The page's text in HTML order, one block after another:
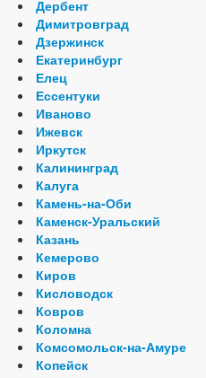
Дербент
Димитровград
Дзержинск
Екатеринбург
Елец
Ессентуки
Иваново
Ижевск
Иркутск
Калининград
Калуга
Камень-на-Оби
Каменск-Уральский
Казань
Кемерово
Киров
Кисловодск
Ковров
Коломна
Комсомольск-на-Амуре
Копейск